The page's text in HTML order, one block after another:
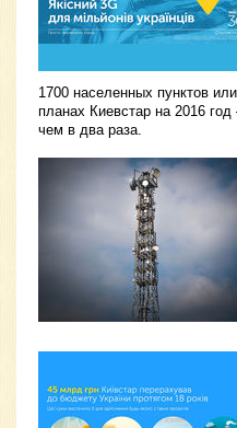
1700 населенных пунктов
планах Киевстар на 2016
чем в два раза.